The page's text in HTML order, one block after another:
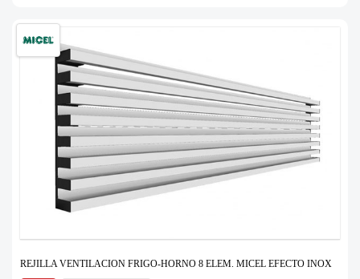
REJILLA VENTILACION FRIGO-HORNO 8 ELEM. MICEL EFECTO INOX